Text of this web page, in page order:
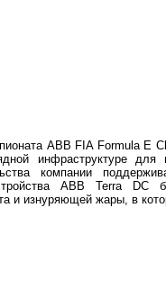
ABB FIA Formula E
инфраструктуре для
компании
ABB Terra DC
и изнуряющей жары, в